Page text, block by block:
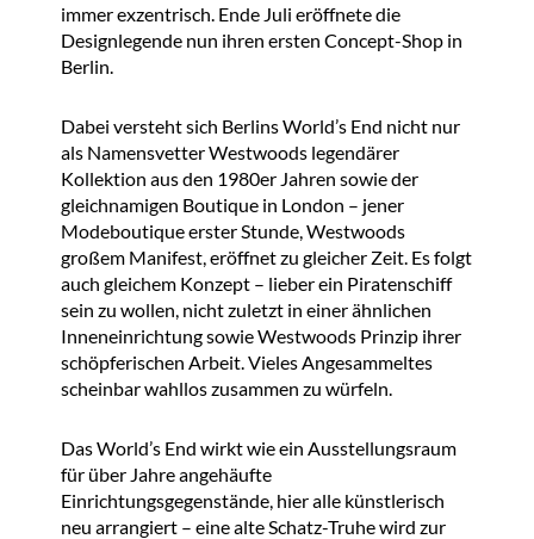
immer exzentrisch. Ende Juli eröffnete die
Designlegende nun ihren ersten Concept-Shop in
Berlin.
Dabei versteht sich Berlins World’s End nicht nur
als Namensvetter Westwoods legendärer
Kollektion aus den 1980er Jahren sowie der
gleichnamigen Boutique in London – jener
Modeboutique erster Stunde, Westwoods
großem Manifest, eröffnet zu gleicher Zeit. Es folgt
auch gleichem Konzept – lieber ein Piratenschiff
sein zu wollen, nicht zuletzt in einer ähnlichen
Inneneinrichtung sowie Westwoods Prinzip ihrer
schöpferischen Arbeit. Vieles Angesammeltes
scheinbar wahllos zusammen zu würfeln.
Das World’s End wirkt wie ein Ausstellungsraum
für über Jahre angehäufte
Einrichtungsgegenstände, hier alle künstlerisch
neu arrangiert – eine alte Schatz-Truhe wird zur